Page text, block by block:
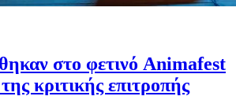
στο φετινό Animafest
κριτικής επιτροπής